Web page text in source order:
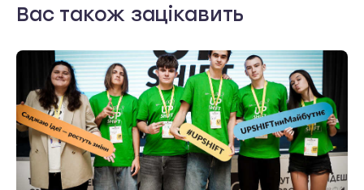
Вас також зацікавить